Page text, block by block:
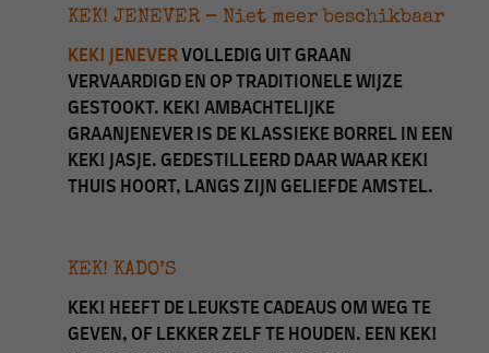
KEK! JENEVER – Niet meer beschikbaar
KEK! JENEVERVOLLEDIG UIT GRAAN
VERVAARDIGD EN OP TRADITIONELE WIJZE
GESTOOKT. KEK! AMBACHTELIJKE
GRAANJENEVER IS DE KLASSIEKE BORREL IN EEN
KEK! JASJE. GEDESTILLEERD DAAR WAAR KEK!
THUIS HOORT, LANGS ZIJN GELIEFDE AMSTEL.
KEK! KADO’S
KEK! HEEFT DE LEUKSTE CADEAUS OM WEG TE
GEVEN, OF LEKKER ZELF TE HOUDEN. EEN KEK!